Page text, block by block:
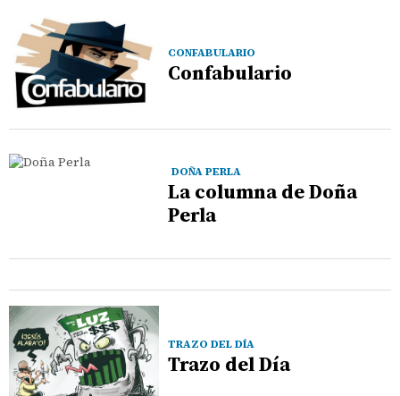
CONFABULARIO
Confabulario
DOÑA PERLA
La columna de Doña
Perla
TRAZO DEL DÍA
Trazo del Día